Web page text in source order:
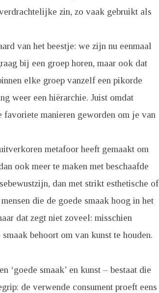
zin, zo vaak gebruikt als
van het beestje: we zijn nu eenmaal
bij een groep horen, maar ook dat
elke groep vanzelf een pikorde
weer een hiërarchie. Juist omdat
manieren geworden om je van
metafoor heeft gemaakt om
ook meer te maken met beschaafde
dan met strikt esthetische of
die de goede smaak hoog in het
dat zegt niet zoveel: misschien
behoort om van kunst te houden.
‘goede smaak’ en kunst – bestaat die
de verwende consument proeft eens